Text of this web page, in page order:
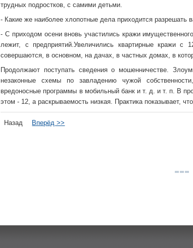
трудных подростков, с самими детьми.
- Какие же наиболее хлопотные дела приходится разрешать
- С приходом осени вновь участились кражи
лежит, с предприятий.Увеличились квартирные кражи
совершаются, в основном, на дачах, в частных домах, в
Продолжают поступать сведения о мошенничестве.
незаконные схемы по завладению чужой
вредоносные программы в мобильный банк и т. д. и т. п. В
этом - 12, а раскрываемость низкая. Практика показывает,
Назад Вперёд >>